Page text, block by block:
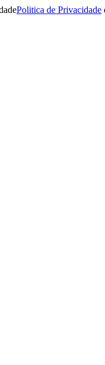
Politica de Privacidade